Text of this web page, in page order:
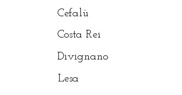
Cefalù
Costa Rei
Divignano
Lesa